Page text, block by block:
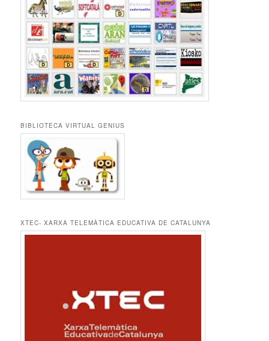
BIBLIOTECA VIRTUAL GENIUS
XTEC- XARXA TELEMÀTICA EDUCATIVA DE CATALUNYA